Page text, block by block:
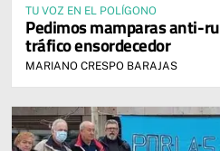
TU VOZ EN EL POLÍGONO
Pedimos mamparas anti-
tráfico ensordecedor
MARIANO CRESPO BARAJAS